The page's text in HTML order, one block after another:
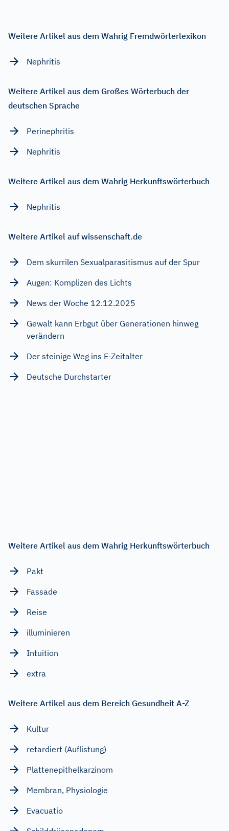
Weitere Artikel aus dem Wahrig Fremdwörterlexikon
Nephritis
Weitere Artikel aus dem Großes Wörterbuch der
deutschen Sprache
Perinephritis
Nephritis
Weitere Artikel aus dem Wahrig Herkunftswörterbuch
Nephritis
Weitere Artikel auf wissenschaft.de
Dem skurrilen Sexualparasitismus auf der Spur
Augen: Komplizen des Lichts
News der Woche 12.12.2025
Gewalt kann Erbgut über Generationen hinweg
verändern
Der steinige Weg ins E-Zeitalter
Deutsche Durchstarter
Weitere Artikel aus dem Wahrig Herkunftswörterbuch
Pakt
Fassade
Reise
illuminieren
Intuition
extra
Weitere Artikel aus dem Bereich Gesundheit A-Z
Kultur
retardiert (Auflistung)
Plattenepithelkarzinom
Membran, Physiologie
Evacuatio